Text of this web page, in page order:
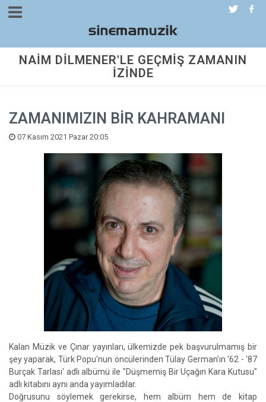
NAİM DİLMENER'LE GEÇMİŞ ZAMANIN
İZİNDE
ZAMANIMIZIN BİR KAHRAMANI
07 Kasım 2021 Pazar 20:05
Kalan Müzik ve Çınar yayınları, ülkemizde pek başvurulmamış bir
şey yaparak, Türk Popu'nun öncülerinden Tülay German'ın '62 - '87
Burçak Tarlası' adlı albümü ile "Düşmemiş Bir Uçağın Kara Kutusu"
adlı kitabını aynı anda yayımladılar.
Doğrusunu söylemek gerekirse, hem albüm hem de kitap